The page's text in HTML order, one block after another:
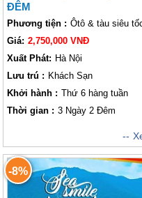
ĐÊM
Phương tiện : Ôtô & tàu siêu
Giá: 2,750,000 VNĐ
Xuất Phát: Hà Nội
Lưu trú : Khách Sạn
Khởi hành : Thứ 6 hàng tuần
Thời gian : 3 Ngày 2 Đêm
Đảo Quan Lạn là một hòn đảo
nước ta, thuộc tỉnh Quảng
thắng cảnh đẹp. Đến với
những bãi biển nước xanh
tưởng như bất tận. Tại Quan
-8%